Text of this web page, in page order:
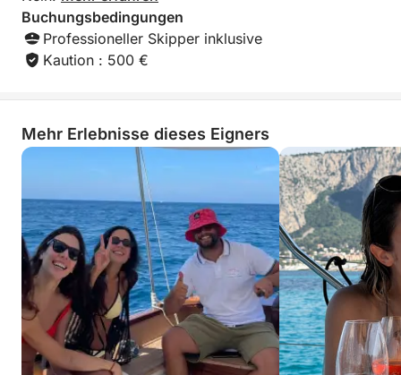
Buchungsbedingungen
Professioneller Skipper inklusive
Kaution : 500 €
Mehr Erlebnisse dieses Eigners